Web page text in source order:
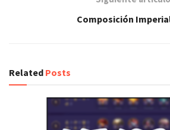
Composición
Related Posts